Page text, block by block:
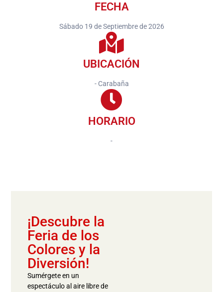
FECHA
Sábado 19 de Septiembre de 2026
UBICACIÓN
- Carabaña
HORARIO
-
¡Descubre la
Feria de los
Colores y la
Diversión!
Sumérgete en un
espectáculo al aire libre de